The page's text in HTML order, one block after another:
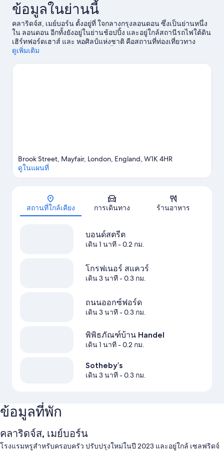
ข้อมูลในย่านนี้
คลาริดจ์ส, เมย์บอร์น ตั้งอยู่ที่ ใจกลางกรุงลอนดอน ซึ่งเป็นย่านหนึ่ง
ใน ลอนดอน อีกทั้งยังอยู่ในย่านช้อปปิ้ง และอยู่ใกล้สถานีรถไฟใต้ดิน
เฮิร์ทฟอร์ดเฮาส์ และ หอศิลป์แห่งชาติ คือสถานที่ท่องเที่ยวทาง
วัฒนธรรมที่ไม่ควรพลาดในย่านนี้ ส่วนแลนด์มาร์คสำคัญคือ รอยัล
เป็นสถานที่แนะนำอีกสองแห่งที่ไม่ควรพลาด
ดูเพิ่มเติม
แผนที่
Brook Street, Mayfair, London, England, W1K 4HR
ดูในแผนที่
สถานที่ใกล้เคียง การเดินทาง ร้านอาหาร
บอนด์สตรีต
เดิน 1 นาที- 0.2 กม.
โกรฟเนอร์ สแควร์
เดิน 3 นาที- 0.3 กม.
ถนนออกซ์ฟอร์ด
เดิน 3 นาที- 0.3 กม.
พิพิธภัณฑ์บ้าน Handel
เดิน 1 นาที- 0.2 กม.
Sotheby’s
เดิน 3 นาที- 0.3 กม.
ข้อมูลที่พัก
คลาริดจ์ส, เมย์บอร์น
โรงแรมหรูสำหรับครอบครัว ปรับปรุงใหม่ในปี 2023 และอยู่ใกล้ เซลฟริดจ์